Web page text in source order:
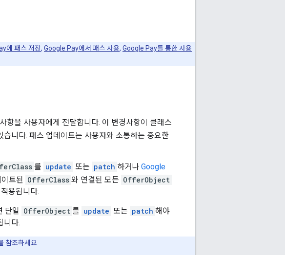
에 패스 저장, Google Pay에서 패스 사용, Google Pay를 통한 사용
항을 사용자에게 전달합니다. 이 변경사항이 클래스
습니다. 패스 업데이트는 사용자와 소통하는 중요한
를 update 또는 patch 하거나 Google
트된 OfferClass 와 연결된 모든 OfferObject
용됩니다.
단일 OfferObject 를 update 또는 patch 해야
니다.
참조하세요.